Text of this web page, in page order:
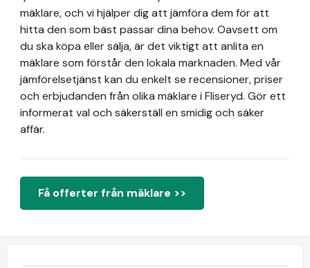
mäklare, och vi hjälper dig att jämföra dem för att
hitta den som bäst passar dina behov. Oavsett om
du ska köpa eller sälja, är det viktigt att anlita en
mäklare som förstår den lokala marknaden. Med vår
jämförelsetjänst kan du enkelt se recensioner, priser
och erbjudanden från olika mäklare i Fliseryd. Gör ett
informerat val och säkerställ en smidig och säker
affär.
Få offerter från mäklare >>